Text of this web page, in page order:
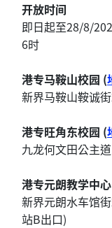
开放时间
即日起至28/8/
6时
港专马鞍山校园 (
新界马鞍山鞍诚
港专旺角东校园 (
九龙何文田公主
港专元朗教学中
新界元朗水车馆
站B出口)